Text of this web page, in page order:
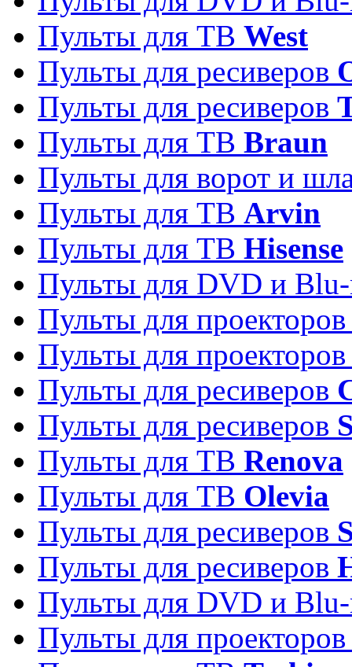
Пульты для ТВ West
Пульты для ресиверов
Пульты для ресиверов
Пульты для ТВ Braun
Пульты для ворот и
Пульты для ТВ Arvin
Пульты для ТВ Hisense
Пульты для DVD и
Пульты для
Пульты для
Пульты для ресиверов
Пульты для ресиверов
Пульты для ТВ Renova
Пульты для ТВ Olevia
Пульты для ресиверов
Пульты для ресиверов
Пульты для DVD и
Пульты для